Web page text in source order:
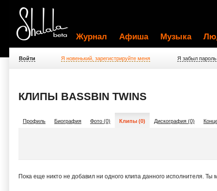
Журнал Афиша Музыка
Войти Я новенький, зарегистрируйте меня Я забыл пароль
КЛИПЫ BASSBIN TWINS
Профиль Биография Фото (0) Клипы (0) Дискография (0)
Пока еще никто не добавил ни одного клипа данного исполнителя.